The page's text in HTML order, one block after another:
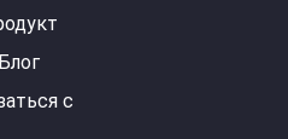
Блог
с